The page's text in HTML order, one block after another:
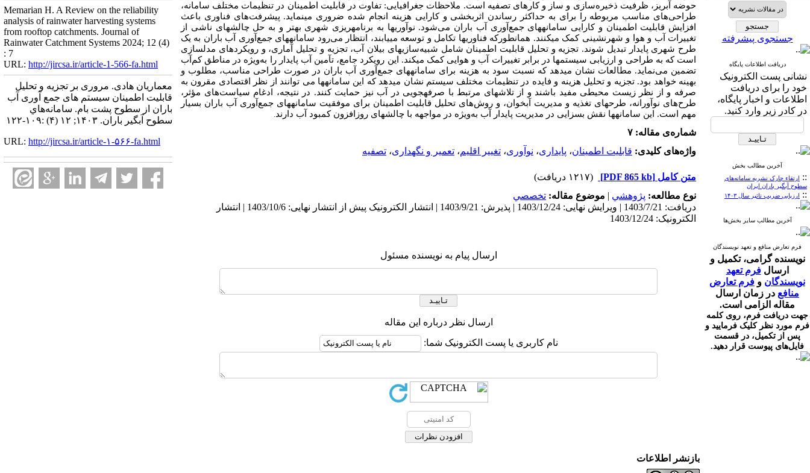
جستجوی پیشرفته
دریافت اطلاعات پایگاه
نشانی پست الکترونیک
خود را برای دریافت
اطلاعات و اخبار پایگاه،
در کادر زیر وارد کنید.
آخرین مطالب بخش
:: ارتقاء چارک نشریه سامانه‌های
سطوح آبگیر باران ایران
:: ارزیابی ضریب تاثیر سال ۱۴۰۳
آخرین مطالب سایر بخش‌ها
فرم تعارض منافع و تعهد نویسندگان
نویسنده گرامی، تکمیل و
ارسالفرم تعهد
نویسندگان و فرم تعارض
منافع در زمان ارسال
مقاله الزامی است.
جهت دریافت فرم، روی کلمه
فرم مورد نظر کلیک فرمایید و
پس از تکمیل، در قسمت
فایل‌های پیوست قرار دهید.
حوضه آبریز، ظرفیت ذخیره‌سازی و ساز و کارهای تصفیه است. ملاحظات جغرافیایی: تفاوت در قابلیت اطمینان در تنظیمات مختلف سامانه،
طراحی‌های مناسب مربوطه را برای به حداکثر رساندن اثربخشی و کارایی هزینه انجام شده ضروری می­نماید. پیشرفت‌های فناوری باعث
افزایش قابلیت اطمینان و کارایی سامانه­های جمع‌آوری آب باران می‌شود. نوآوری­ها به برنامه­ریزی شهری بهتر و به حل چالش­های ناشی از
تغییرات آب و هوا و شهرنشینی کمک می­کنند. همانطورکه فناوری­ها تکامل و توسعه می­یابند، انتظار می‌رود سامانه­های جمع‌آوری آب باران به یک
طرح شهری پایدار تبدیل شوند. تجزیه و تحلیل قابلیت اطمینان شامل شبیه‌سازی­های بیلان آب، تجزیه و تحلیل آماری، و رویکردهای مدل­سازی
است که به طراحی و ارزیابی سیستم­ها در برابر تغییرات آب و هوایی کمک می­کند. این رویکرد جامع، تآمین آب پایدار را به‌ویژه در مناطق کم‌آب
تضمین می‌نماید. مطالعات نشان می­دهد که نسبت سود به هزینه برای سامانه­های جمع‌آوری آب باران در صورت طراحی مناسب، مطلوب و
بهینه خواهد بود. تجزیه و تحلیل هزینه و فایده در تنظیمات مختلف سیستم نشان می­دهد که این سامانه­ها می توانند از نظر اقتصادی مقرون به
صرفه و از نظر زیست محیطی مفید باشند و از تلاش­های مرتبط با صرفه­جویی در آب نیز حمایت کنند. در نتیجه، ادغام سیاست‌های مؤثر،
طرح‌های نوآورانه، طرح­های تغذیه و مدیریت آبخوان، و روش‌های تحلیل قابلیت اطمینان برای موفقیت سامانه­های جمع‌آوری آب باران بسیار
مهم است. این سامانه­ها نقش بسزایی در مدیریت پایدار آب به‌ویژه در مواجهه با چالش­های روزافزون کمبود آب دارند.
شماره‌ی مقاله: ۷
واژه‌های کلیدی: قابلیت اطمینان، پایداری، نوآوری، تغییر اقلیم، تعمیر و نگهداری، تصفیه
متن کامل [PDF 865 kb]
(۱۲۱۷ دریافت)
نوع مطالعه: پژوهشي | موضوع مقاله: تخصصي
دریافت: 1403/7/21 | ویرایش نهایی: 1403/12/24 | پذیرش: 1403/9/21 | انتشار الکترونیک پیش از انتشار نهایی: 1403/10/6 | انتشار
الکترونیک: 1403/12/24
ارسال پیام به نویسنده مسئول
ارسال نظر درباره این مقاله
نام کاربری یا پست الکترونیک شما:
Memarian H. A Review on the reliability
analysis of rainwater harvesting systems
from rooftop catchments. Journal of
Rainwater Catchment Systems 2024; 12 (4)
: 7
URL: http://jircsa.ir/article-1-566-fa.html
معماریان هادی. مروری بر تجزیه و تحلیل
قابلیت اطمینان سیستم های جمع آوری آب
باران از سطوح پشت بام. سامانه‌هاي
سطوح آبگير باران. ۱۴۰۳; ۱۲ (۴) :۱۰۹-۱۲۲
URL: http://jircsa.ir/article-۱-۵۶۶-fa.html
بازنشر اطلاعات